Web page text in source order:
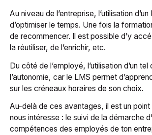
Au niveau de l’entreprise, l’utilisation
d’optimiser le temps. Une fois la
de recommencer. Il est possible d’y
la réutiliser, de l’enrichir, etc.
Du côté de l’employé, l’utilisation d’un
l’autonomie, car le LMS permet
sur les créneaux horaires de son choix.
Au-delà de ces avantages, il est un point
nous intéresse : le suivi de la démarche
compétences des employés de ton